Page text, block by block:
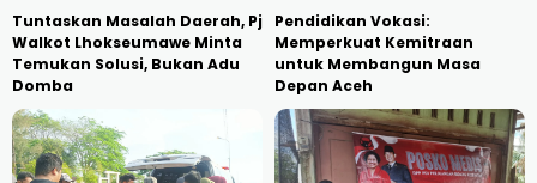
Tuntaskan Masalah Daerah, Pj
Walkot Lhokseumawe Minta
Temukan Solusi, Bukan Adu
Domba
Pendidikan Vokasi:
Memperkuat Kemitraan
untuk Membangun Masa
Depan Aceh